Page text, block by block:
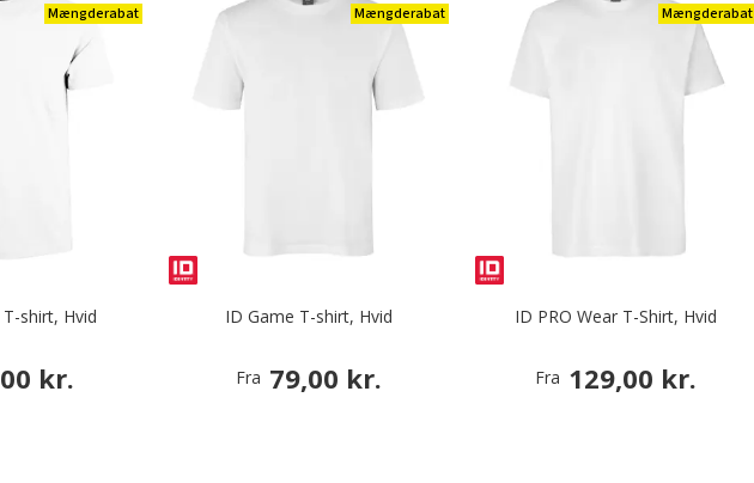
Mængderabat
T-shirt, Hvid
kr.
Mængderabat
ID Game T-shirt, Hvid
Fra 79,00 kr.
Mængderabat
ID PRO Wear T-Shirt, Hvid
Fra 129,00 kr.